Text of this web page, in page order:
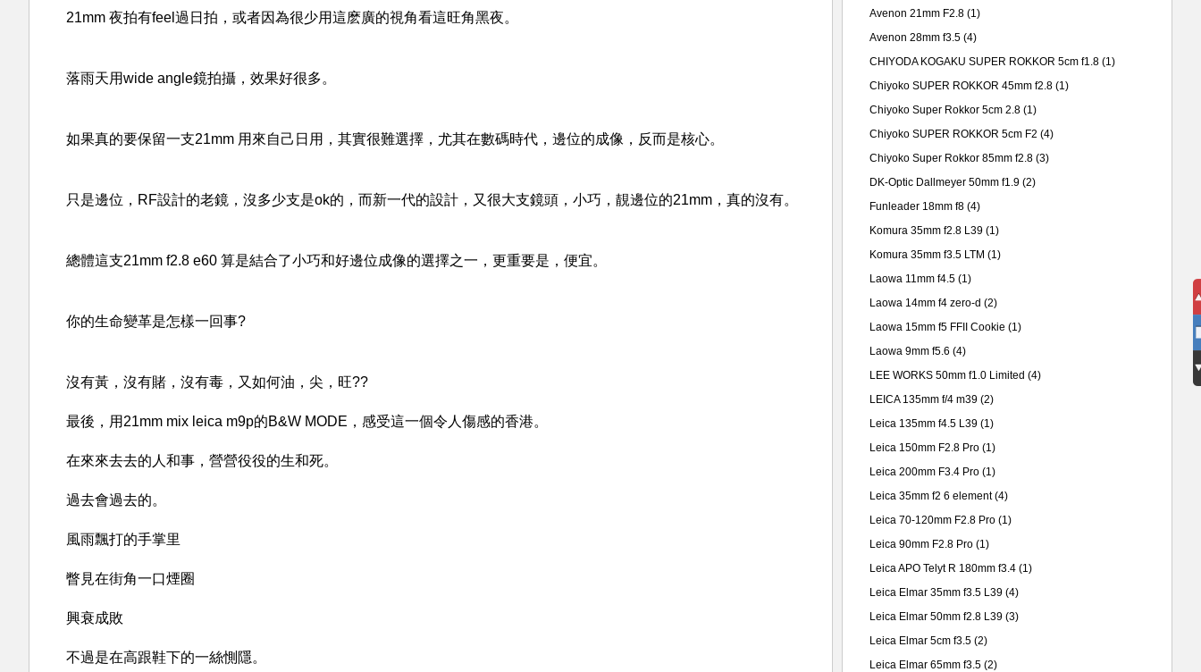
21mm 夜拍有feel過日拍，或者因為很少用這麽廣的視角看這旺角黑夜。
落雨天用wide angle鏡拍攝，效果好很多。
如果真的要保留一支21mm 用來自己日用，其實很難選擇，尤其在數碼時代，邊位的成像，反而是核心。
只是邊位，RF設計的老鏡，沒多少支是ok的，而新一代的設計，又很大支鏡頭，小巧，靚邊位的21mm，真的沒有。
總體這支21mm f2.8 e60 算是結合了小巧和好邊位成像的選擇之一，更重要是，便宜。
你的生命變革是怎樣一回事?
沒有黃，沒有賭，沒有毒，又如何油，尖，旺??
最後，用21mm mix leica m9p的B&W MODE，感受這一個令人傷感的香港。
在來來去去的人和事，營營役役的生和死。
過去會過去的。
風雨飄打的手掌里
瞥見在街角一口煙圈
興衰成敗
不過是在高跟鞋下的一絲惻隱。
Avenon 21mm F2.8 (1)
Avenon 28mm f3.5 (4)
CHIYODA KOGAKU SUPER ROKKOR 5cm f1.8 (1)
Chiyoko SUPER ROKKOR 45mm f2.8 (1)
Chiyoko Super Rokkor 5cm 2.8 (1)
Chiyoko SUPER ROKKOR 5cm F2 (4)
Chiyoko Super Rokkor 85mm f2.8 (3)
DK-Optic Dallmeyer 50mm f1.9 (2)
Funleader 18mm f8 (4)
Komura 35mm f2.8 L39 (1)
Komura 35mm f3.5 LTM (1)
Laowa 11mm f4.5 (1)
Laowa 14mm f4 zero-d (2)
Laowa 15mm f5 FFII Cookie (1)
Laowa 9mm f5.6 (4)
LEE WORKS 50mm f1.0 Limited (4)
LEICA 135mm f/4 m39 (2)
Leica 135mm f4.5 L39 (1)
Leica 150mm F2.8 Pro (1)
Leica 200mm F3.4 Pro (1)
Leica 35mm f2 6 element(4)
Leica 70-120mm F2.8 Pro (1)
Leica 90mm F2.8 Pro (1)
Leica APO Telyt R 180mm f3.4 (1)
Leica Elmar 35mm f3.5 L39 (4)
Leica Elmar 50mm f2.8 L39 (3)
Leica Elmar 5cm f3.5 (2)
Leica Elmar 65mm f3.5 (2)